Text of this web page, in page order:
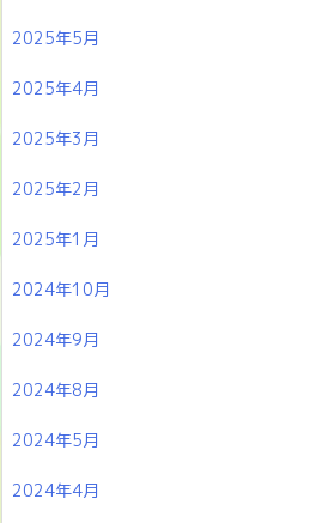
2025年5月
2025年4月
2025年3月
2025年2月
2025年1月
2024年10月
2024年9月
2024年8月
2024年5月
2024年4月